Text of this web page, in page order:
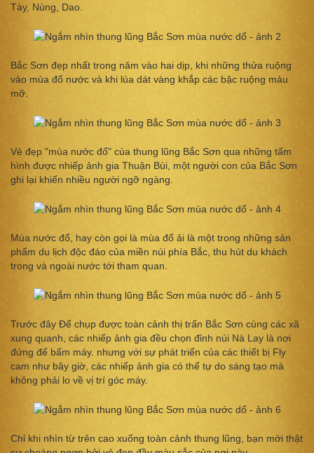
Tày, Nùng, Dao.
Bắc Sơn đẹp nhất trong năm vào hai dịp, khi những thửa ruộng
vào mùa đổ nước và khi lúa dát vàng khắp các bậc ruộng màu
mỡ.
Vẻ đẹp "mùa nước đổ" của thung lũng Bắc Sơn qua những tấm
hình được nhiếp ảnh gia Thuận Bùi, một người con của Bắc Sơn
ghi lại khiến nhiều người ngỡ ngàng.
Mùa nước đổ, hay còn gọi là mùa đổ ải là một trong những sản
phẩm du lịch độc đáo của miền núi phía Bắc, thu hút du khách
trong và ngoài nước tới tham quan.
Trước đây Để chụp được toàn cảnh thị trấn Bắc Sơn cùng các xã
xung quanh, các nhiếp ảnh gia đều chọn đỉnh núi Nà Lay là nơi
đứng để bấm máy. nhưng với sự phát triển của các thiết bị Fly
cam như bây giờ, các nhiếp ảnh gia có thể tự do sáng tạo mà
không phải lo về vị trí góc máy.
Chỉ khi nhìn từ trên cao xuống toàn cảnh thung lũng, bạn mới thật